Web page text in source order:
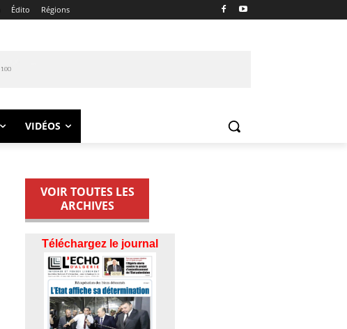
Édito Régions
VIDÉOS
VOIR TOUTES LES
ARCHIVES